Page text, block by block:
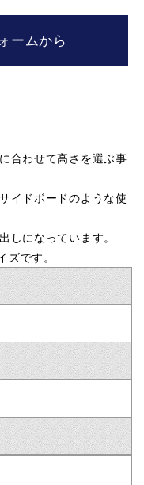
ームから
合わせて高さを選ぶ事
イドボードのような使
しになっています。
です。